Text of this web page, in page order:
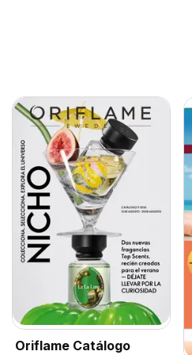
Oriflame Catálogo